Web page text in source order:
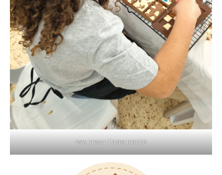
טבלאות שוקולד בעיצוב אישי